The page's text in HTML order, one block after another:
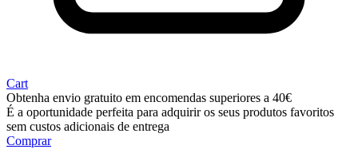
Cart
Obtenha envio gratuito em encomendas superiores a 40€
É a oportunidade perfeita para adquirir os seus produtos favoritos
sem custos adicionais de entrega
Comprar